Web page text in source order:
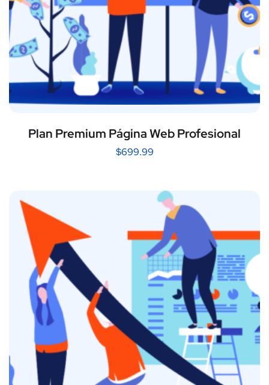
Plan Premium Página Web Profesional
$699.99